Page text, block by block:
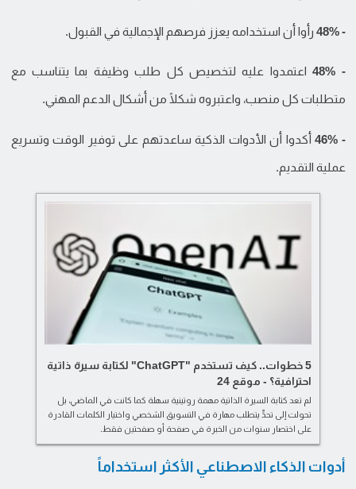
- 48% رأوا أن استخدامه يعزز فرصهم الإجمالية في القبول.
- 48% اعتمدوا عليه لتخصيص كل طلب وظيفة بما يتناسب مع
متطلبات كل منصب، واعتبروه شكلًا من أشكال الدعم المهني.
- 46% أكدوا أن الأدوات الذكية ساعدتهم على توفير الوقت وتسريع
عملية التقديم.
5 خطوات.. كيف تستخدم "ChatGPT" لكتابة سيرة ذاتية
احترافية؟ - موقع 24
لم تعد كتابة السيرة الذاتية مهمة روتينية سهلة كما كانت في الماضي، بل
تحولت إلى تحدٍّ يتطلب مهارة في التسويق الشخصي واختيار الكلمات القادرة
على اختصار سنوات من الخبرة في صفحة أو صفحتين فقط.
أدوات الذكاء الاصطناعي الأكثر استخداماً